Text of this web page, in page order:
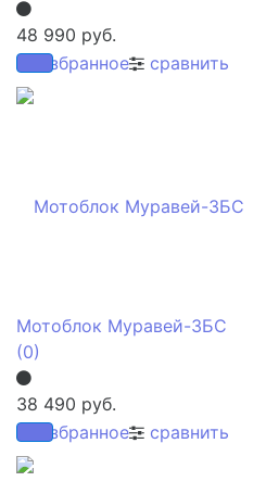
избранное сравнить
48 990 руб.
избранное сравнить
Мотоблок Муравей-3БС
(0)
38 490 руб.